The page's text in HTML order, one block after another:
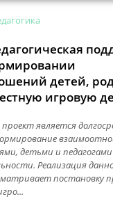
детей,
игровую
проект является
детьми и
Реализация
постановку